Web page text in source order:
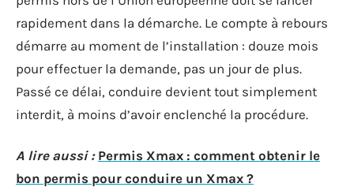
rapidement dans la démarche. Le compte à rebours
démarre au moment de l’installation : douze mois
pour effectuer la demande, pas un jour de plus.
Passé ce délai, conduire devient tout simplement
interdit, à moins d’avoir enclenché la procédure.
A lire aussi : Permis Xmax : comment obtenir le
bon permis pour conduire un Xmax ?